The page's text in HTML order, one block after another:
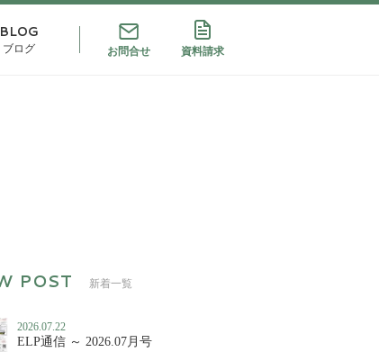
BLOG
ブログ お問合せ 資料請求
新着一覧
2026.07.22
ELP通信 ～ 2026.07月号